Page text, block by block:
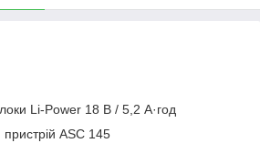
Li-Power 18 В / 5,2 А·год
ASC 145